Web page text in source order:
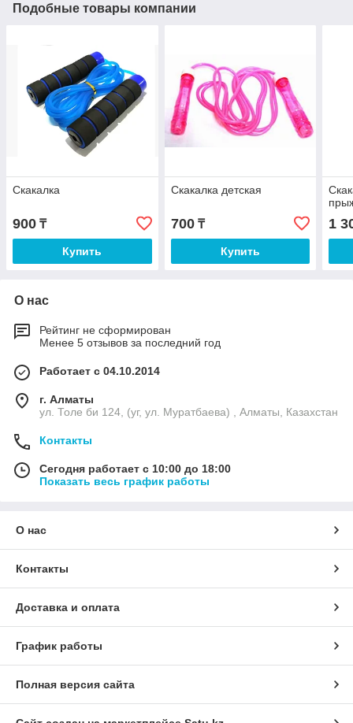
Подобные товары компании
Скакалка
900 ₸
Купить
Скакалка детская
700₸
Купить
1
О нас
Рейтинг не сформирован
Менее 5 отзывов за последний год
Работает с 04.10.2014
г. Алматы
ул. Толе би 124, (уг, ул. Муратбаева) , Алматы, Казахстан
Контакты
Сегодня работает с 10:00 до 18:00
Показать весь график работы
О нас
Контакты
Доставка и оплата
График работы
Полная версия сайта